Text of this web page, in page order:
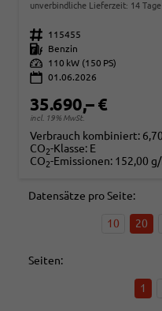
unverbindliche Lieferzeit: 14 Tage
Fahrzeugnr. 115455
Kraftstoff
Benzin
Leistung
110 kW (150 PS)
01.06.2026
35.690,– €
incl. 19% MwSt.
Verbrauch kombiniert:
CO2-Klasse: E
CO2-Emissionen: 152,00
Datensätze pro Seite:
10 20
Seiten:
1